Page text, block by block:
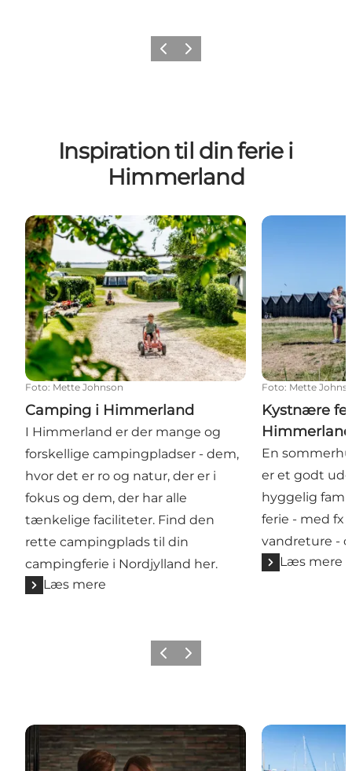
Forrige billede
Næste billede
Inspiration til din ferie i
Himmerland
Camping i Himmerland
Foto: Mette Johnson
Camping i Himmerland
I Himmerland er der mange og
forskellige campingpladser - dem,
hvor det er ro og natur, der er i
fokus og dem, der har alle
tænkelige faciliteter. Find den
rette campingplads til din
campingferie i Nordjylland her.
Læs mere
Kystnære
Foto: Mette
Kystnære
En
er et godt
hyggelig
ferie - med fx
vandreture -
Læs mere
Forrige billede
Næste billede
Ferie for to i Himmerland Ferie med